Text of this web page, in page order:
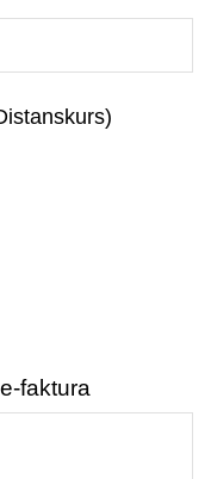
faktura